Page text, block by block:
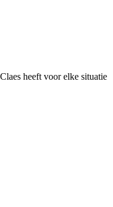
heeft voor elke situatie